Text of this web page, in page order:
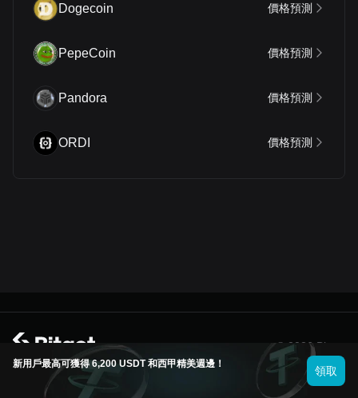
Dogecoin 價格預測
PepeCoin 價格預測
Pandora 價格預測
ORDI 價格預測
新用戶最高可獲得 6,200 USDT 和西甲精美週邊！
領取
© 2026 Bitget